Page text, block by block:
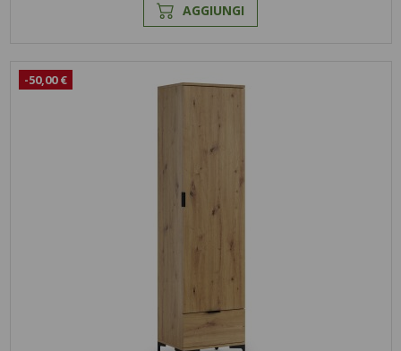
AGGIUNGI
-50,00 €